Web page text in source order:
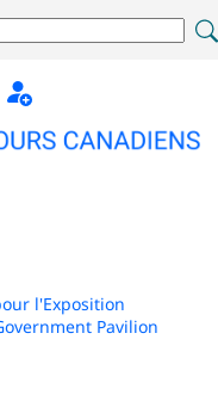
l'Exposition
Pavilion